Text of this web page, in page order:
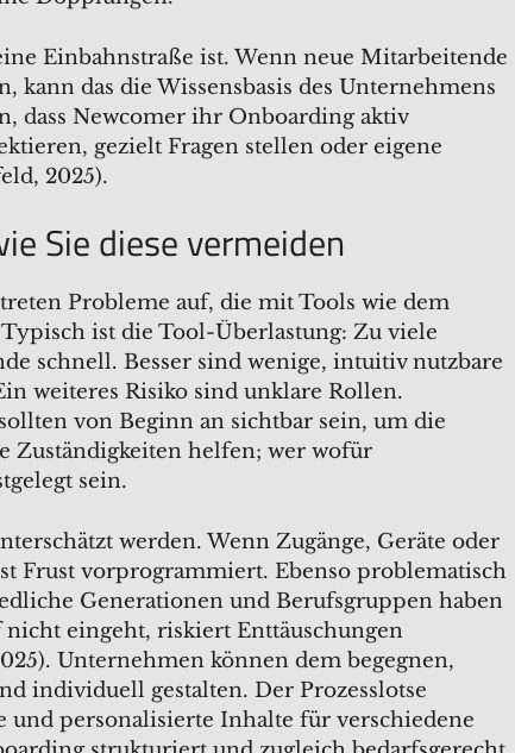
Einbahnstraße ist. Wenn neue Mitarbeitende
das die Wissensbasis des Unternehmens
dass Newcomer ihr Onboarding aktiv
gezielt Fragen stellen oder eigene
2025).
Sie diese vermeiden
Probleme auf, die mit Tools wie dem
ist die Tool-Überlastung: Zu viele
schnell. Besser sind wenige, intuitiv nutzbare
weiteres Risiko sind unklare Rollen.
von Beginn an sichtbar sein, um die
Zuständigkeiten helfen; wer wofür
sein.
werden. Wenn Zugänge, Geräte oder
Frust vorprogrammiert. Ebenso problematisch
Generationen und Berufsgruppen haben
eingeht, riskiert Enttäuschungen
Unternehmen können dem begegnen,
individuell gestalten. Der Prozesslotse
personalisierte Inhalte für verschiedene